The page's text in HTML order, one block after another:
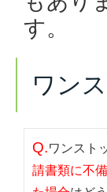
す。
ワン
Q.ワンスト
請書類に不備